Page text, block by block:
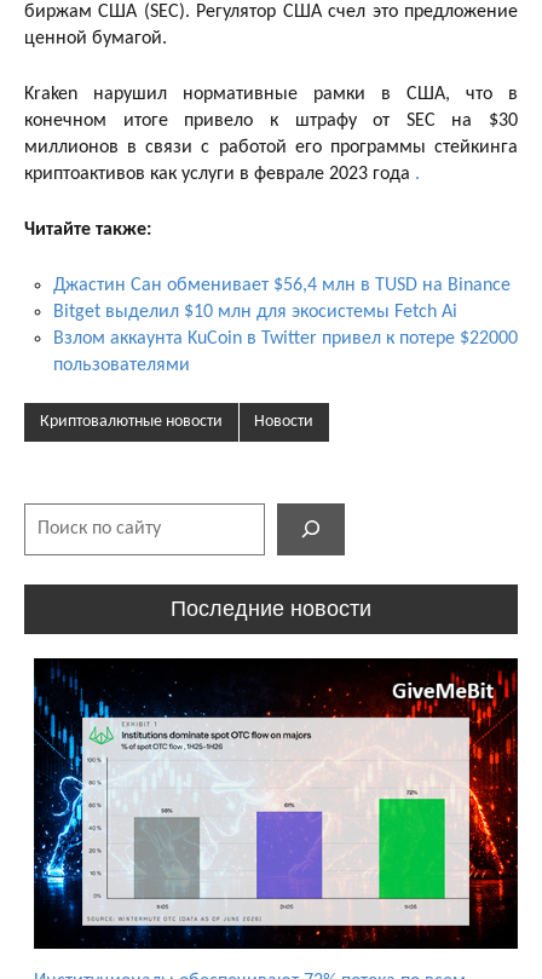
биржам США (SEC). Регулятор США счел это предложение
ценной бумагой.
Kraken нарушил нормативные рамки в США, что в
конечном итоге привело к штрафу от SEC на $30
миллионов в связи с работой его программы стейкинга
криптоактивов как услуги в феврале 2023 года .
Читайте также:
Джастин Сан обменивает $56,4 млн в TUSD на Binance
Bitget выделил $10 млн для экосистемы Fetch Ai
Взлом аккаунта KuCoin в Twitter привел к потере $22000
пользователями
Криптовалютные новости Новости
Последние новости